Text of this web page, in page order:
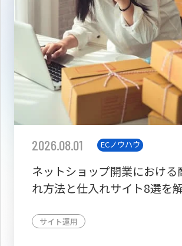
2026.08.01 ECノウハウ
ネットショップ開業における
れ方法と仕入れサイト8選を
サイト運用